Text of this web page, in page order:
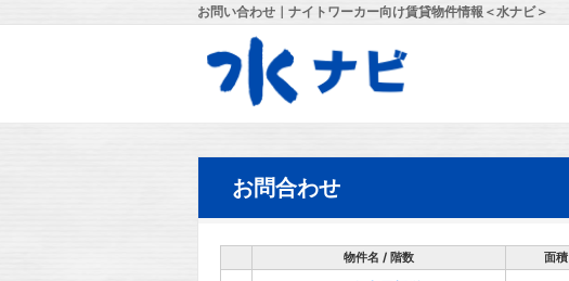
お問い合わせ｜ナイトワーカー向け賃貸物件情報＜水ナビ＞
お問合わせ
物件名 / 階数 面積